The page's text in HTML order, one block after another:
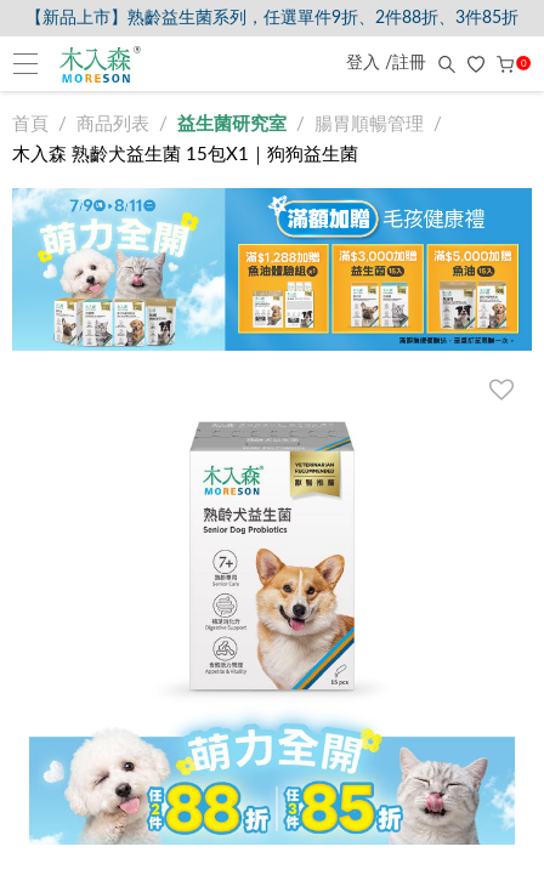
【新品上市】熟齡益生菌系列，任選單件9折、2件88折、3件85折
登入 /註冊 0
首頁 商品列表 益生菌研究室
腸胃順暢管理
木入森 熟齡犬益生菌 15包X1｜狗狗益生菌